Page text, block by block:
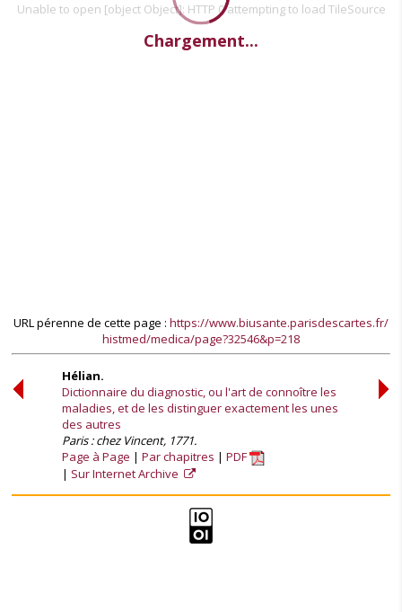
Unable to open [object Object]: HTTP 0 attempting to load TileSource
Chargement...
URL pérenne de cette page : https://www.biusante.parisdescartes.fr/
histmed/medica/page?32546&p=218
Hélian.
Dictionnaire du diagnostic, ou l'art de connoître les
maladies, et de les distinguer exactement les unes
des autres
Paris : chez Vincent, 1771.
Page à Page
Par chapitres
PDF
Sur Internet Archive